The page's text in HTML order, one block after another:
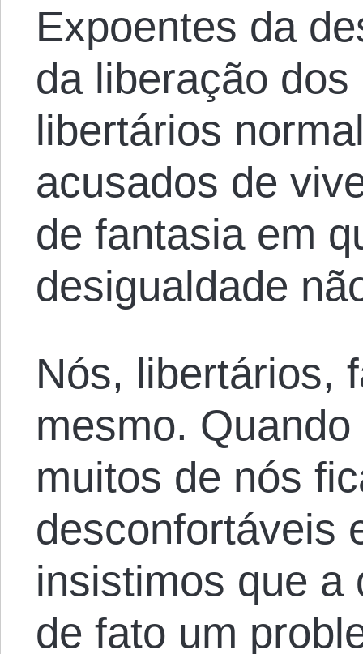
Expoentes da
da liberação
libertários
acusados de
de fantasia em
desigualdade
Nós, libertários,
mesmo.
muitos de nós
desconfortáveis
insistimos que a
de fato um